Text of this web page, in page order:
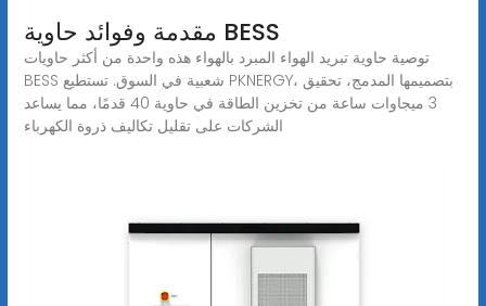
مقدمة وفوائد حاوية BESS
توصية حاوية تبريد الهواء المبرد بالهواء هذه واحدة من أكثر حاويات
BESS شعبية في السوق. تستطيع PKNERGY، بتصميمها المدمج، تحقيق
3 ميجاوات ساعة من تخزين الطاقة في حاوية 40 قدمًا، مما يساعد
الشركات على تقليل تكاليف ذروة الكهرباء